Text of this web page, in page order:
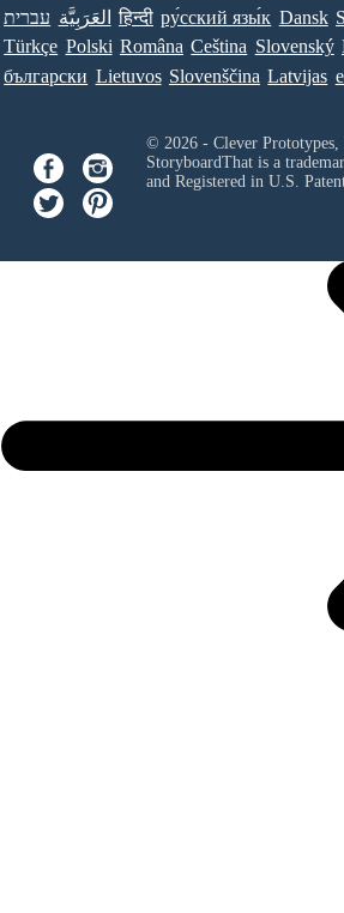
עברית العَرَبِيَّة हिन्दी ру́сский язы́к Dansk
Türkçe Polski Româna Ceština Slovenský
български Lietuvos Slovenščina Latvijas
© 2026 - Clever
StoryboardThat is a
and Registered in U.S.